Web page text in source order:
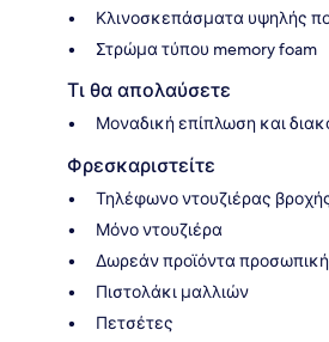
Κλινοσκεπάσματα υψηλής
Στρώμα τύπου memory foam
Τι θα απολαύσετε
Μοναδική επίπλωση και
Φρεσκαριστείτε
Τηλέφωνο ντουζιέρας
Μόνο ντουζιέρα
Δωρεάν προϊόντα
Πιστολάκι μαλλιών
Πετσέτες